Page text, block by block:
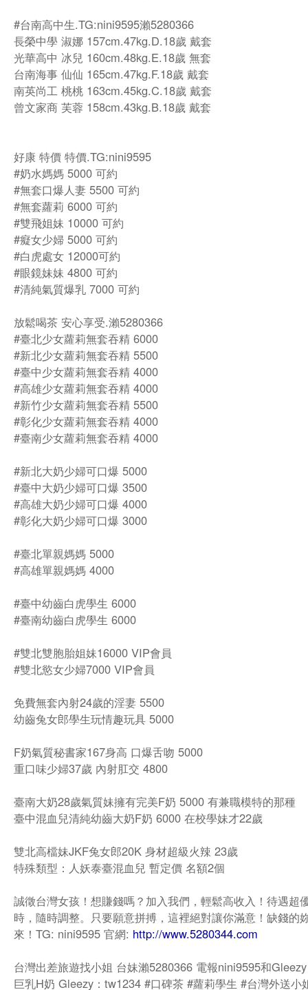
#台南高中生.TG:nini9595瀨5280366
長榮中學 淑娜 157cm.47kg.D.18歲 戴套
光華高中 冰兒 160cm.48kg.E.18歲 無套
台南海事 仙仙 165cm.47kg.F.18歲 戴套
南英尚工 桃桃 163cm.45kg.C.18歲 戴套
曾文家商 芙蓉 158cm.43kg.B.18歲 戴套
好康 特價 特價.TG:nini9595
#奶水媽媽 5000 可約
#無套口爆人妻 5500 可約
#無套蘿莉 6000 可約
#雙飛姐妹 10000 可約
#癡女少婦 5000 可約
#白虎處女 12000可約
#眼鏡妹妹 4800 可約
#清純氣質爆乳 7000 可約
放鬆喝茶 安心享受.瀨5280366
#臺北少女蘿莉無套吞精 6000
#新北少女蘿莉無套吞精 5500
#臺中少女蘿莉無套吞精 4000
#高雄少女蘿莉無套吞精 4000
#新竹少女蘿莉無套吞精 5500
#彰化少女蘿莉無套吞精 4000
#臺南少女蘿莉無套吞精 4000
#新北大奶少婦可口爆 5000
#臺中大奶少婦可口爆 3500
#高雄大奶少婦可口爆 4000
#彰化大奶少婦可口爆 3000
#臺北單親媽媽 5000
#高雄單親媽媽 4000
#臺中幼齒白虎學生 6000
#臺南幼齒白虎學生 6000
#雙北雙胞胎姐妹16000 VIP會員
#雙北慾女少婦7000 VIP會員
免費無套內射24歲的淫妻 5500
幼齒兔女郎學生玩情趣玩具 5000
F奶氣質秘書家167身高 口爆舌吻 5000
重口味少婦37歲 內射肛交 4800
臺南大奶28歲氣質妹擁有完美F奶 5000 有兼職模特的那種
臺中混血兒清純幼齒大奶F奶 6000 在校學妹才22歲
雙北高檔妹JKF兔女郎20K 身材超級火辣 23歲
特殊類型：人妖泰臺混血兒 暫定價 名額2個
誠徵台灣女孩！想賺錢嗎？加入我們，輕鬆高收入！待遇超
時，隨時調整。只要願意拼搏，這裡絕對讓你滿意！缺錢的
來！TG: nini9595 官網: http://www.5280344.com
台灣出差旅遊找小姐 台妹瀨5280366 電報nini9595和
巨乳H奶 Gleezy：tw1234 #口碑茶 #蘿莉學生 #台灣外送小